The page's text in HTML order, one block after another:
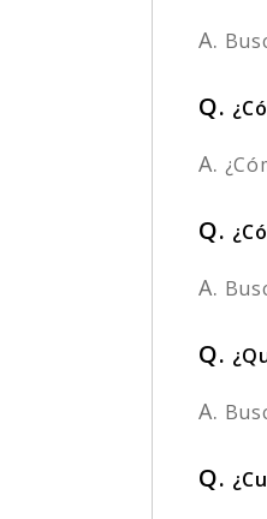
A.
Q.
A.
Q.
A.
Q.
A.
Q.